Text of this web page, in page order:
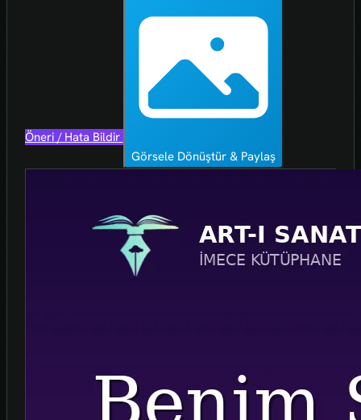
Öneri / Hata Bildir
Görsele Dönüştür & Paylaş